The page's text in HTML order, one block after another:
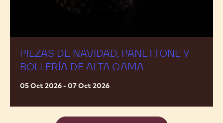
PIEZAS DE NAVIDAD, PANETTONE Y
BOLLERÍA DE ALTA GAMA
05 Oct 2026 - 07 Oct 2026